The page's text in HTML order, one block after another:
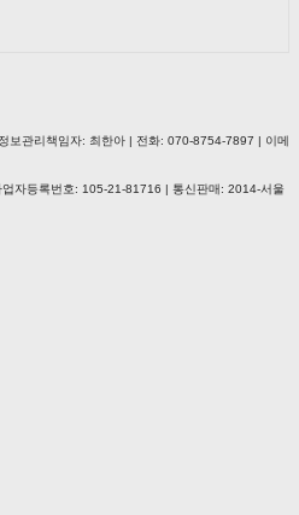
보관리책임자: 최한아 | 전화: 070-8754-7897 | 이메
자등록번호: 105-21-81716 | 통신판매: 2014-서울